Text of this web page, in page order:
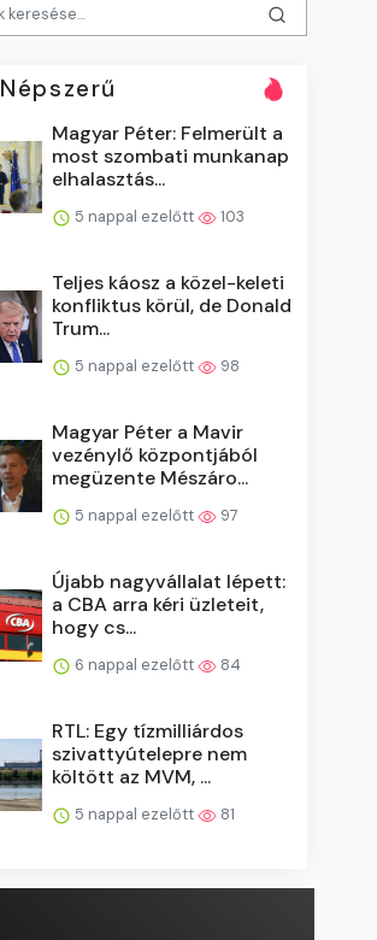
Népszerű
Magyar Péter: Felmerült a
most szombati munkanap
elhalasztás...
5 nappal ezelőtt 103
Teljes káosz a közel-keleti
konfliktus körül, de Donald
Trum...
5 nappal ezelőtt 98
Magyar Péter a Mavir
vezénylő központjából
megüzente Mészáro...
5 nappal ezelőtt 97
Újabb nagyvállalat lépett:
a CBA arra kéri üzleteit,
hogy cs...
6 nappal ezelőtt 84
RTL: Egy tízmilliárdos
szivattyútelepre nem
költött az MVM, ...
5 nappal ezelőtt 81